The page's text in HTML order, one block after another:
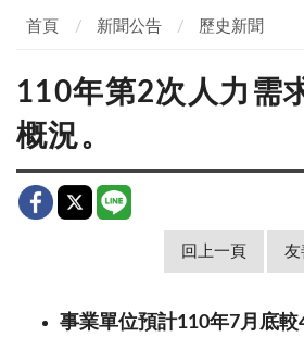
首頁 新聞公告 歷史新聞
110年第2次人力需
概況。
回上一頁 友
事業單位預計110年7月底較